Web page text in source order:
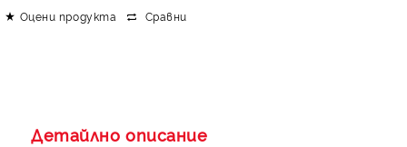
Оцени продукта Сравни
Детайлно описание